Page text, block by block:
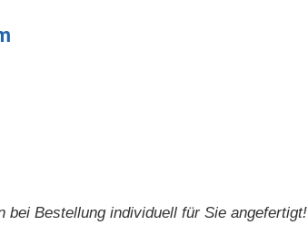
bei Bestellung individuell für Sie angefertigt!